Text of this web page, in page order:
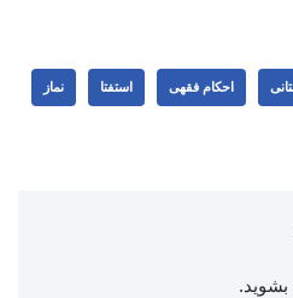
احکام فقهی استفتا نماز
بشوید.